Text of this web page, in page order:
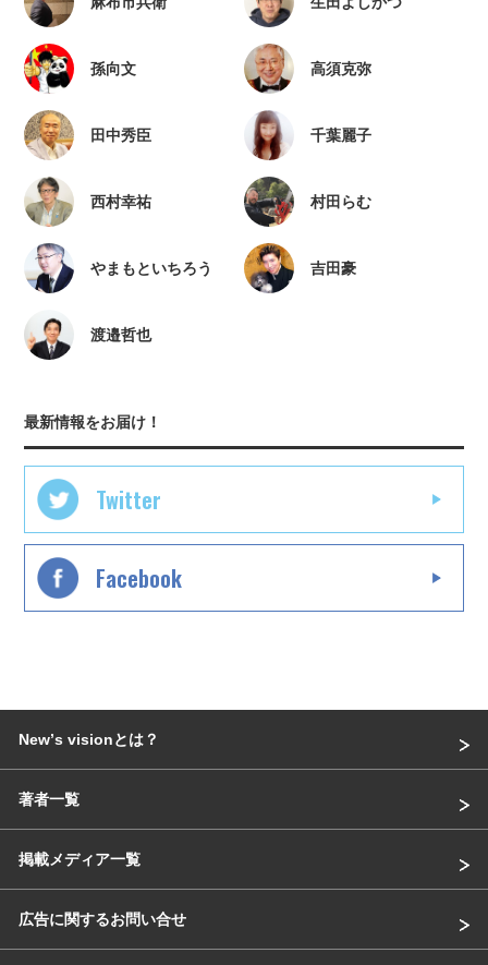
孫向文 高須克弥
田中秀臣 千葉麗子
西村幸祐 村田らむ
やまもといちろう 吉田豪
渡邉哲也
最新情報をお届け！
Twitter
Facebook
Newʼs visionとは？
著者一覧
掲載メディア一覧
広告に関するお問い合せ